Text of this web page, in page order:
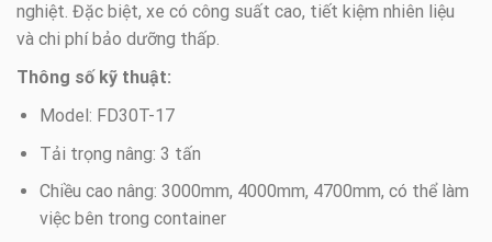
nghiệt. Đặc biệt, xe có công suất cao, tiết kiệm nhiên liệu
và chi phí bảo dưỡng thấp.
Thông số kỹ thuật:
Model: FD30T-17
Tải trọng nâng: 3 tấn
Chiều cao nâng: 3000mm, 4000mm, 4700mm, có thể làm
việc bên trong container